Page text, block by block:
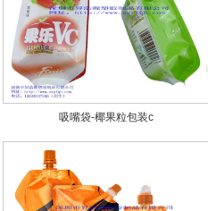
吸嘴袋-椰果粒包装c